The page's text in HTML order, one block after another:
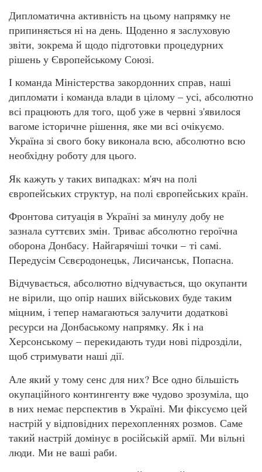
Дипломатична активність на цьому напрямку не
припиняється ні на день. Щоденно я заслуховую
звіти, зокрема й щодо підготовки процедурних
рішень у Європейському Союзі.
І команда Міністерства закордонних справ, наші
дипломати і команда влади в цілому – усі, абсолютно
всі працюють для того, щоб уже в червні з'явилося
вагоме історичне рішення, яке ми всі очікуємо.
Україна зі свого боку виконала всю, абсолютно всю
необхідну роботу для цього.
Як кажуть у таких випадках: м'яч на полі
європейських структур, на полі європейських країн.
Фронтова ситуація в Україні за минулу добу не
зазнала суттєвих змін. Триває абсолютно героїчна
оборона Донбасу. Найгарячіші точки – ті самі.
Передусім Сєвєродонецьк, Лисичанськ, Попасна.
Відчувається, абсолютно відчувається, що окупанти
не вірили, що опір наших військових буде таким
міцним, і тепер намагаються залучити додаткові
ресурси на Донбаському напрямку. Як і на
Херсонському – перекидають туди нові підрозділи,
щоб стримувати наші дії.
Але який у тому сенс для них? Все одно більшість
окупаційного контингенту вже чудово зрозуміла, що
в них немає перспектив в Україні. Ми фіксуємо цей
настрій у відповідних перехопленнях розмов. Саме
такий настрій домінує в російській армії. Ми вільні
люди. Ми не ваші раби.